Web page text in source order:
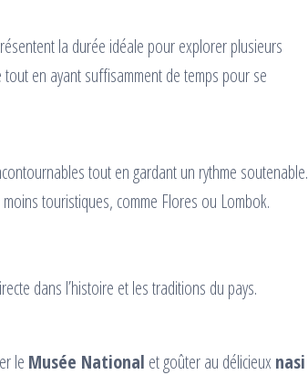
la durée idéale pour explorer plusieurs
en ayant suffisamment de temps pour se
tout en gardant un rythme soutenable.
touristiques, comme Flores ou Lombok.
dans l’histoire et les traditions du pays.
le Musée National et goûter au délicieux nasi